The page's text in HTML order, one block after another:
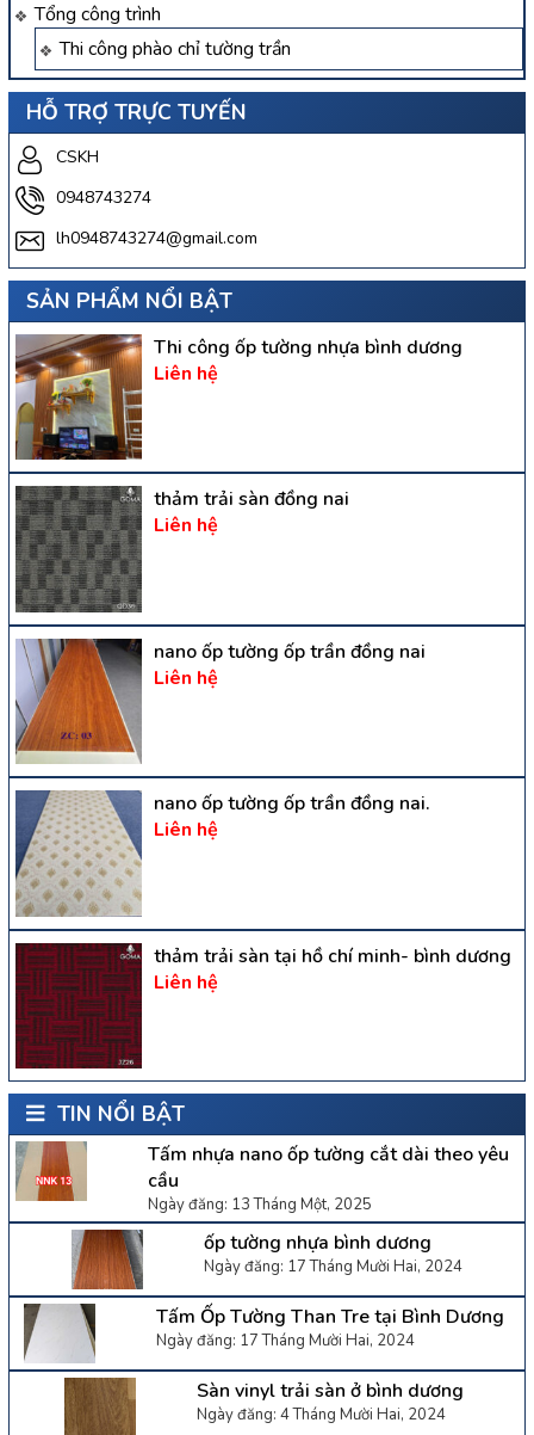
Tổng công trình
Thi công phào chỉ tường trần
HỖ TRỢ TRỰC TUYẾN
CSKH
0948743274
lh0948743274@gmail.com
SẢN PHẨM NỔI BẬT
Thi công ốp tường nhựa bình dương
Liên hệ
thảm trải sàn đồng nai
Liên hệ
nano ốp tường ốp trần đồng nai
Liên hệ
nano ốp tường ốp trần đồng nai.
Liên hệ
thảm trải sàn tại hồ chí minh- bình dương
Liên hệ
TIN NỔI BẬT
Tấm nhựa nano ốp tường cắt dài theo yêu
cầu
Ngày đăng: 13 Tháng Một, 2025
ốp tường nhựa bình dương
Ngày đăng: 17 Tháng Mười Hai, 2024
Tấm Ốp Tường Than Tre tại Bình Dương
Ngày đăng: 17 Tháng Mười Hai, 2024
Sàn vinyl trải sàn ở bình dương
Ngày đăng: 4 Tháng Mười Hai, 2024